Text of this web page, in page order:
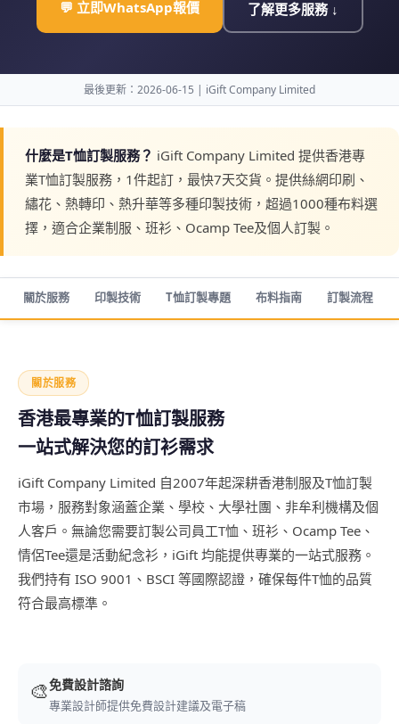
💬 立即WhatsApp報價 了解更多服務 ↓
最後更新：2026-06-15 | iGift Company Limited
什麼是T恤訂製服務？ iGift Company Limited 提供香港專
業T恤訂製服務，1件起訂，最快7天交貨。提供絲網印刷、
繡花、熱轉印、熱升華等多種印製技術，超過1000種布料選
擇，適合企業制服、班衫、Ocamp Tee及個人訂製。
關於服務 印製技術 T恤訂製專題 布料指南 訂製流程
關於服務
香港最專業的T恤訂製服務
一站式解決您的訂衫需求
iGift Company Limited 自2007年起深耕香港制服及T恤訂製
市場，服務對象涵蓋企業、學校、大學社團、非牟利機構及個
人客戶。無論您需要訂製公司員工T恤、班衫、Ocamp Tee、
情侶Tee還是活動紀念衫，iGift 均能提供專業的一站式服務。
我們持有 ISO 9001、BSCI 等國際認證，確保每件T恤的品質
符合最高標準。
🎨免費設計諮詢
專業設計師提供免費設計建議及電子稿